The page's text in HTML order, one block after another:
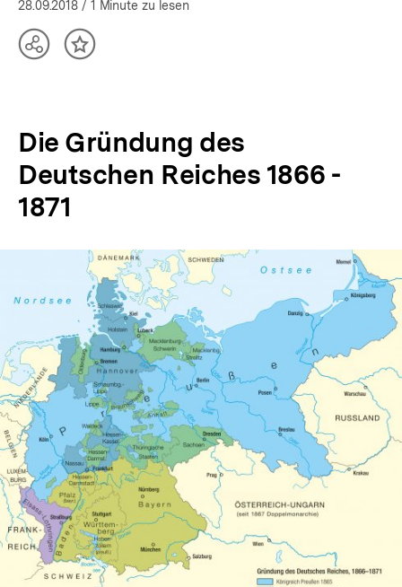
28.09.2018 / 1 Minute zu lesen
TeilenInhalt
Die Gründung des
Deutschen Reiches 1866 -
1871